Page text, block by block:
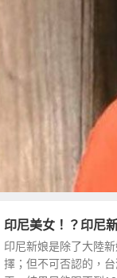
印尼美女！？印尼
印尼新娘是除了大陸
擇；但不可否認的，